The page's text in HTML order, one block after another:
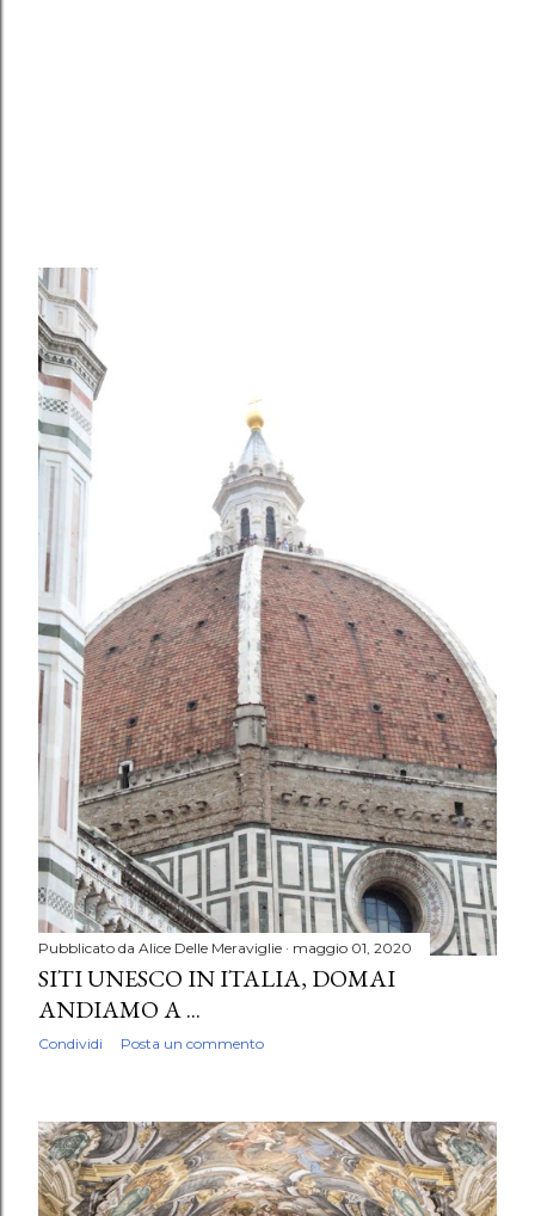
Pubblicato da Alice Delle Meraviglie maggio 01, 2020
SITI UNESCO IN ITALIA, DOMAI
ANDIAMO A ...
Condividi Posta un commento